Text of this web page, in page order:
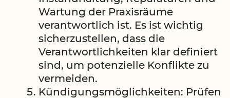
Wartung der Praxisräume
verantwortlich ist. Es ist wichtig
sicherzustellen, dass die
Verantwortlichkeiten klar definiert
sind, um potenzielle Konflikte zu
vermeiden.
Kündigungsmöglichkeiten: Prüfen